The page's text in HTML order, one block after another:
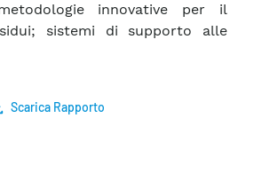
innovative per il
sistemi di supporto alle
Scarica Rapporto